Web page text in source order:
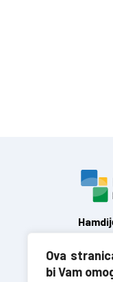
Ova
bi Vam